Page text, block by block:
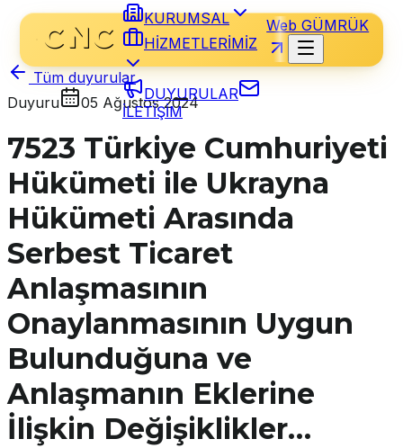
KURUMSAL
HİZMETLERİMİZ
DUYURULAR
İLETİŞİM
Web GÜMRÜK
Tüm duyurular
Duyuru
05 Ağustos 2024
7523 Türkiye Cumhuriyeti
Hükümeti ile Ukrayna
Hükümeti Arasında
Serbest Ticaret
Anlaşmasının
Onaylanmasının Uygun
Bulunduğuna ve
Anlaşmanın Eklerine
İlişkin Değişiklikler…